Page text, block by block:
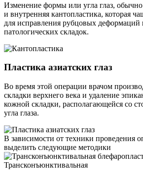
Изменение формы или угла глаз,
и внутренняя кантопластика, которая
для исправления рубцовых деформаций
патологических складок.
Пластика азиатских глаз
Во время этой операции врачом
складки верхнего века и удаление
кожной складки, располагающейся со
угла глаза.
В зависимости от техники проведения
выделить следующие методики
Трансконъюнктивальная